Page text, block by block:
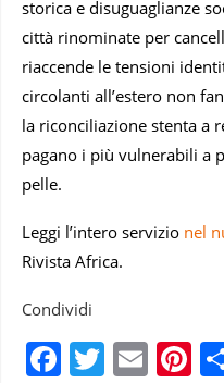
storica e disuguaglianze
città rinominate per
riaccende le tensioni
circolanti all’estero non
la riconciliazione stenta a
pagano i più vulnerabili a
pelle.
Leggi l’intero servizio nel
Rivista Africa.
Condividi
Facebook
Twitter